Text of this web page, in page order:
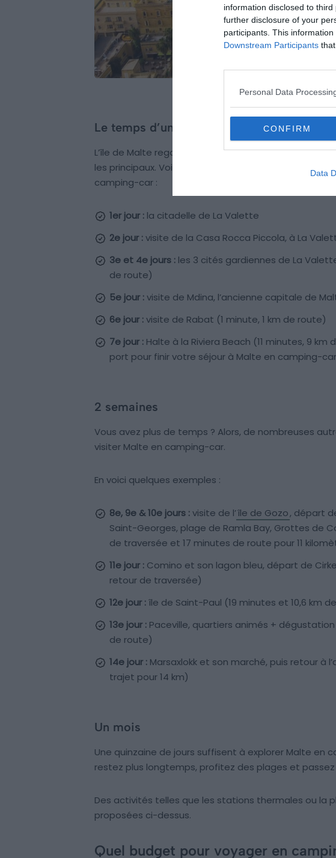
information disclosed to
further disclosure of your
participants. This
Downstream Participants
Personal Data
CONFIRM
Data
Le temps d’une semaine
L’île de Malte regorge de divers trésors. Ainsi, une
les principaux. Voici alors la liste de lieux superbes à
camping-car :
1er jour : la citadelle de La Valette
2e jour :visite de la Casa Rocca Piccola, à La
3e et 4e jours : les 3 cités gardiennes de La
de route)
5e jour :visite de Mdina, l’ancienne capitale de
6e jour :visite de Rabat (1 minute, 1 km de route)
7e jour : Halte à la Riviera Beach (11 minutes, 9
port pour finir votre séjour à Malte en camping-car
2 semaines
Vous avez plus de temps ? Alors, de nombreuses
visiter Malte en camping-car.
En voici quelques exemples :
8e, 9e & 10e jours :visite de l’île de Gozo, départ
Saint-Georges, plage de Ramla Bay, Grottes de
de traversée et 17 minutes de route pour 11
11e jour : Comino et son lagon bleu, départ de
retour de traversée)
12e jour :île de Saint-Paul (19 minutes et 10,6 km
13e jour : Paceville, quartiers animés +
de route)
14e jour : Marsaxlokk et son marché, puis retour à
trajet pour 14 km)
Un mois
Une quinzaine de jours suffisent à explorer Malte en
restez plus longtemps, profitez des plages et
Des activités telles que les stations thermales ou la
proposées ci-dessus.
Quel budget pour voyager en